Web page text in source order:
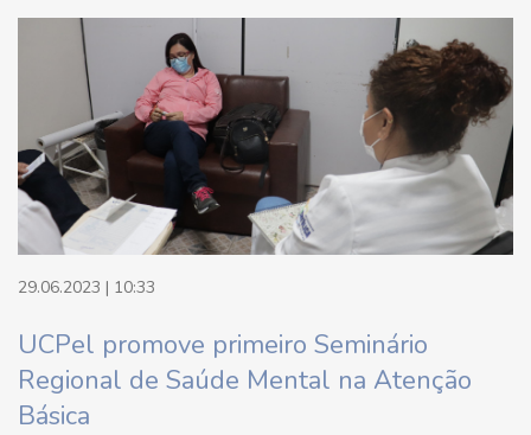
29.06.2023 | 10:33
UCPel promove primeiro Seminário
Regional de Saúde Mental na Atenção
Básica